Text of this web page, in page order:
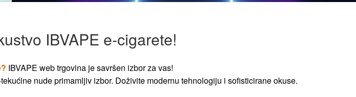
IBVAPE e-cigarete!
IBVAPE web trgovina je savršen izbor za vas!
nude primamljiv izbor. Doživite modernu tehnologiju i sofisticirane okuse.